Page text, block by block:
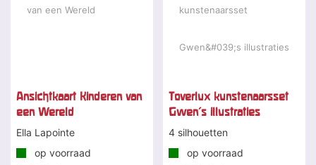
Ansichtkaart Kinderen van
een Wereld
Ella Lapointe
op voorraad
Toverlux kunstenaarsset
Gwen's illustraties
4 silhouetten
op voorraad